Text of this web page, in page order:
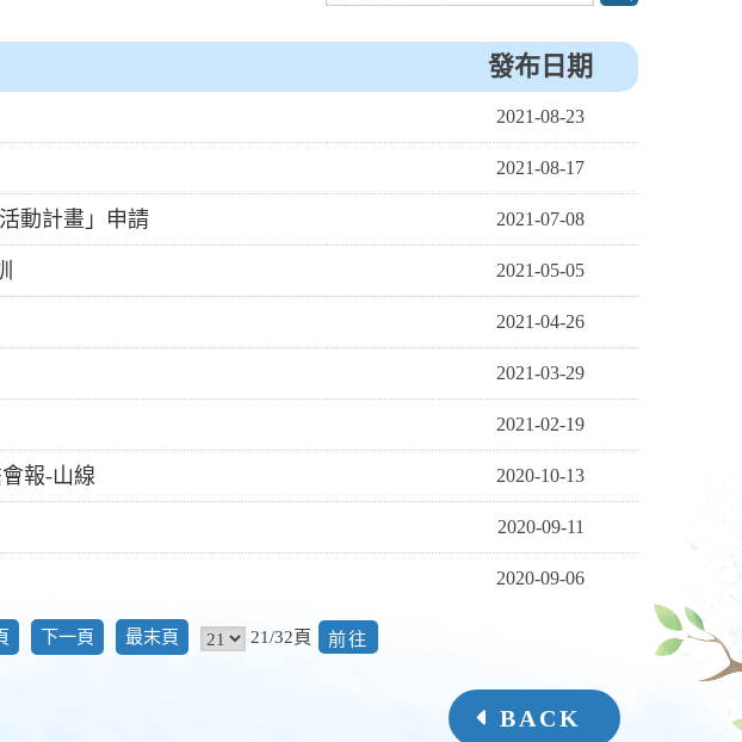
發布日期
2021-08-23
2021-08-17
動計畫」申請 2021-07-08
2021-05-05
2021-04-26
2021-03-29
2021-02-19
報-山線 2020-10-13
2020-09-11
2020-09-06
下一頁 最末頁 21/32頁
BACK